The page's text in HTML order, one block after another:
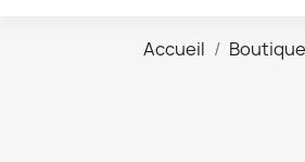
Accueil Boutique